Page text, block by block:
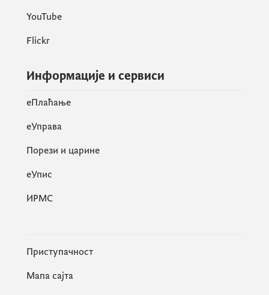
YouTube
Flickr
Информације и сервиси
eПлаћање
еУправа
Порези и царине
eУпис
ИРМС
Приступачност
Мапа сајта